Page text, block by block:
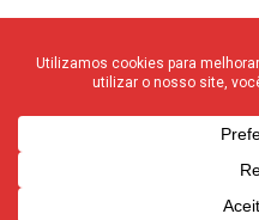
© 2020 F3 Notícias – Todos os